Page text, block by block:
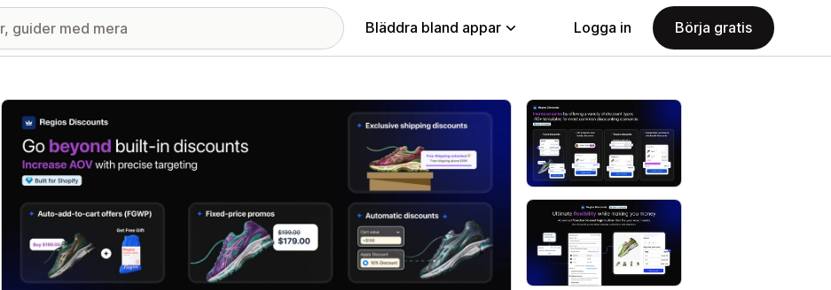
Bläddra bland appar Logga in Börja gratis
Galleri med utvalda bilder